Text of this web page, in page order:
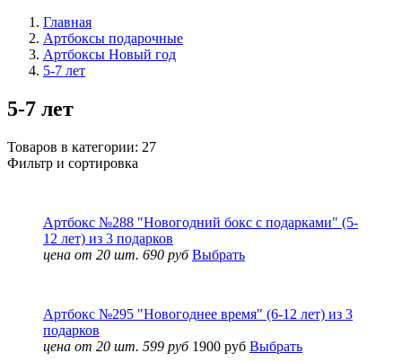
Главная
Артбоксы подарочные
Артбоксы Новый год
5-7 лет
5-7 лет
Товаров в категории: 27
Фильтр и сортировка
Артбокс №288 "Новогодний бокс с подарками" (5-
12 лет) из 3 подарков
цена от 20 шт. 690 руб Выбрать
Артбокс №295 "Новогоднее время" (6-12 лет) из 3
подарков
цена от 20 шт. 599 руб 1900 руб Выбрать